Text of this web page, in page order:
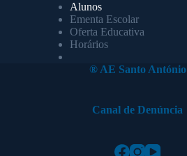
Alunos
Ementa Escolar
Oferta Educativa
Horários
® AE Santo António
Canal de Denúncia